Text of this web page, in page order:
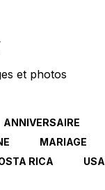
et photos
ANNIVERSAIRE
MARIAGE
RICA USA